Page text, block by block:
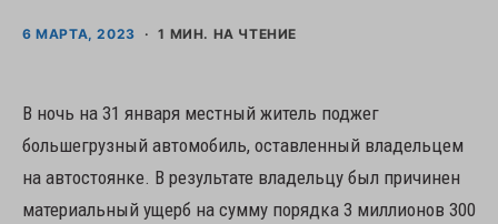
6 МАРТА, 2023 1 МИН. НА ЧТЕНИЕ
В ночь на 31 января местный житель поджег
большегрузный автомобиль, оставленный владельцем
на автостоянке. В результате владельцу был причинен
материальный ущерб на сумму порядка 3 миллионов 300